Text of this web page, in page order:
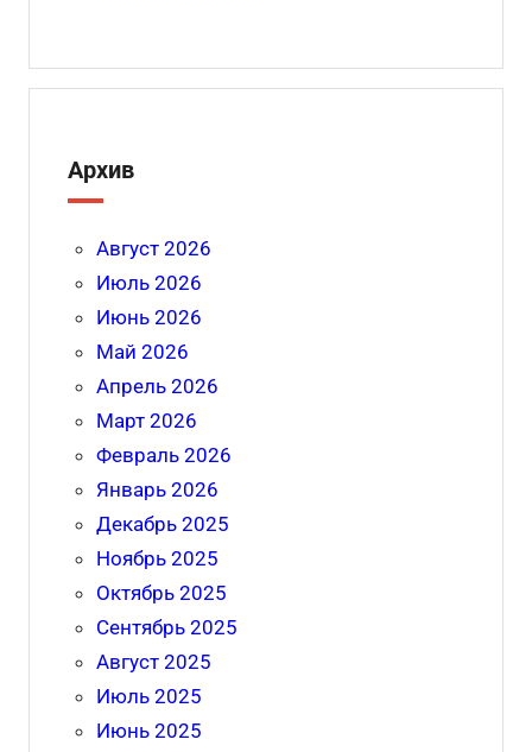
Архив
Август 2026
Июль 2026
Июнь 2026
Май 2026
Апрель 2026
Март 2026
Февраль 2026
Январь 2026
Декабрь 2025
Ноябрь 2025
Октябрь 2025
Сентябрь 2025
Август 2025
Июль 2025
Июнь 2025